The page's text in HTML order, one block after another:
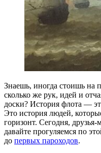
Знаешь, иногда стоишь на
сколько же рук, идей и
доски? История флота —
Это история людей,
горизонт. Сегодня,
давайте прогуляемся по
до первых пароходов.